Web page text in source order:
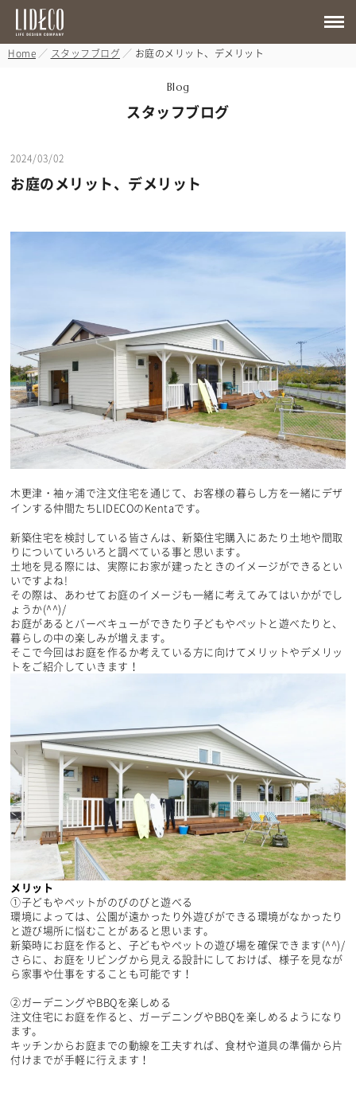
Home スタッフブログ お庭のメリット、デメリット
Blog
スタッフブログ
2024/03/02
お庭のメリット、デメリット
木更津・袖ヶ浦で注文住宅を通じて、お客様の暮らし方を一緒にデザ
インする仲間たちLIDECOのKentaです。
新築住宅を検討している皆さんは、新築住宅購入にあたり土地や間取
りについていろいろと調べている事と思います。
土地を見る際には、実際にお家が建ったときのイメージができるとい
いですよね!
その際は、あわせてお庭のイメージも一緒に考えてみてはいかがでし
ょうか(^^)/
お庭があるとバーベキューができたり子どもやペットと遊べたりと、
暮らしの中の楽しみが増えます。
そこで今回はお庭を作るか考えている方に向けてメリットやデメリッ
トをご紹介していきます！
メリット
①子どもやペットがのびのびと遊べる
環境によっては、公園が遠かったり外遊びができる環境がなかったり
と遊び場所に悩むことがあると思います。
新築時にお庭を作ると、子どもやペットの遊び場を確保できます(^^)/
さらに、お庭をリビングから見える設計にしておけば、様子を見なが
ら家事や仕事をすることも可能です！
②ガーデニングやBBQを楽しめる
注文住宅にお庭を作ると、ガーデニングやBBQを楽しめるようになり
ます。
キッチンからお庭までの動線を工夫すれば、食材や道具の準備から片
付けまでが手軽に行えます！